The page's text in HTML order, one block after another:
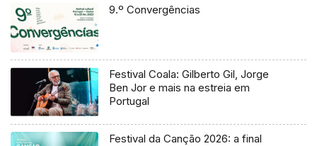
9.º Convergências
Festival Coala: Gilberto Gil, Jorge
Ben Jor e mais na estreia em
Portugal
Festival da Canção 2026: a final